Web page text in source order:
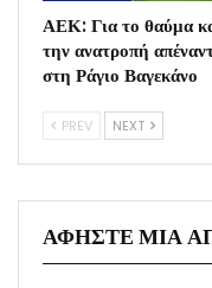
ΑΕΚ: Για το θαύμα
την ανατροπή
στη Ράγιο Βαγεκάνο
PREV NEXT
ΑΦΉΣΤΕ ΜΙΑ